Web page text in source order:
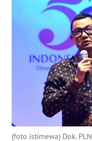
(foto istimewa) Dok. PLN
INDEKS
INFO
IKLAN